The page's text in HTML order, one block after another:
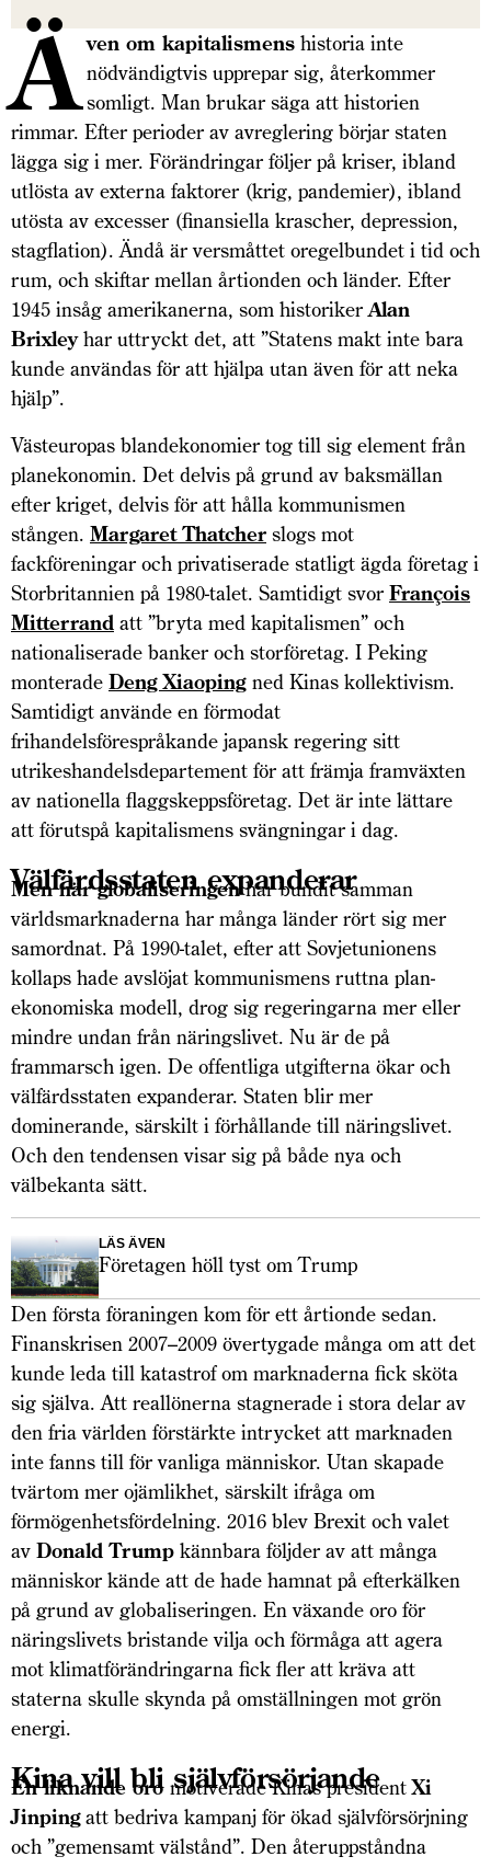
Ä ven om kapitalismens historia inte
nödvändigtvis upprepar sig, återkommer
somligt. Man brukar säga att historien
rimmar. Efter perioder av avreglering börjar staten
lägga sig i mer. Förändringar följer på kriser, ibland
utlösta av externa faktorer (krig, pandemier), ibland
utösta av excesser (finansiella krascher, depression,
stagflation). Ändå är versmåttet oregelbundet i tid och
rum, och skiftar mellan årtionden och länder. Efter
1945 insåg amerikanerna, som historikerAlan
Brixleyhar uttryckt det, att ”Statens makt inte bara
kunde användas för att hjälpa utan även för att neka
hjälp”.
Västeuropas blandekonomier tog till sig element från
planekonomin. Det delvis på grund av baksmällan
efter kriget, delvis för att hålla kommunismen
stången. Margaret Thatcher slogs mot
fackföreningar och privatiserade statligt ägda företag i
Storbritannien på 1980-talet. Samtidigt svor François
Mitterrand att ”bryta med kapitalismen” och
nationaliserade banker och storföretag. I Peking
monterade Deng Xiaoping ned Kinas kollektivism.
Samtidigt använde en förmodat
frihandelsförespråkande japansk regering sitt
utrikeshandelsdepartement för att främja framväxten
av nationella flaggskeppsföretag. Det är inte lättare
att förutspå kapitalismens svängningar i dag.
Välfärdsstaten expanderar
Men när globaliseringenhar bundit samman
världsmarknaderna har många länder rört sig mer
samordnat. På 1990-talet, efter att Sovjetunionens
kollaps hade avslöjat kommunismens ruttna plan­
ekonomiska modell, drog sig regeringarna mer eller
mindre undan från näringslivet. Nu är de på
frammarsch igen. De offentliga utgifterna ökar och
välfärdsstaten expanderar. Staten blir mer
dominerande, särskilt i förhållande till näringslivet.
Och den tendensen visar sig på både nya och
välbekanta sätt.
LÄS ÄVEN
Företagen höll tyst om Trump
Den första föraningen kom för ett årtionde sedan.
Finanskrisen 2007–2009 övertygade många om att det
kunde leda till katastrof om marknaderna fick sköta
sig själva. Att reallönerna stagnerade i stora delar av
den fria världen förstärkte intrycket att marknaden
inte fanns till för vanliga människor. Utan skapade
tvärtom mer ojämlikhet, särskilt ifråga om
förmögenhetsfördelning. 2016 blev Brexit och valet
av Donald Trump kännbara följder av att många
människor kände att de hade hamnat på efterkälken
på grund av globaliseringen. En växande oro för
näringslivets bristande vilja och förmåga att agera
mot klimatförändringarna fick fler att kräva att
staterna skulle skynda på omställningen mot grön
energi.
Kina vill bli självförsörjande
En liknande oro motiverade Kinas presidentXi
Jinpingatt bedriva kampanj för ökad självförsörjning
och ”gemensamt välstånd”. Den återuppståndna